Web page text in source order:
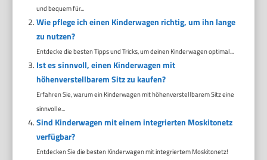
und bequem für...
Wie pflege ich einen Kinderwagen richtig, um ihn lange
zu nutzen?
Entdecke die besten Tipps und Tricks, um deinen Kinderwagen optimal...
Ist es sinnvoll, einen Kinderwagen mit
höhenverstellbarem Sitz zu kaufen?
Erfahren Sie, warum ein Kinderwagen mit höhenverstellbarem Sitz eine
sinnvolle...
Sind Kinderwagen mit einem integrierten Moskitonetz
verfügbar?
Entdecken Sie die besten Kinderwagen mit integriertem Moskitonetz!